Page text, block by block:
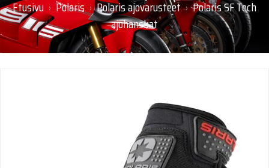
Etusivu › Polaris › Polaris ajovarusteet › Polaris SF Tech
ajohanskat